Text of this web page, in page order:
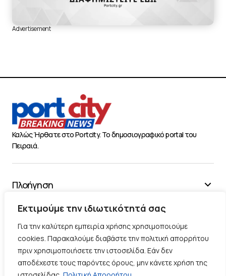
Εκτιμούμε την ιδιωτικότητά σας
Για την καλύτερη εμπειρία χρήσης χρησιμοποιούμε
cookies. Παρακαλούμε διαβάστε την πολιτική απορρήτου
πριν χρησιμοποιήσετε την ιστοσελίδα. Εάν δεν
αποδέχεστε τους παρόντες όρους, μην κάνετε χρήση της
Advertisement
Καλώς Ήρθατε στο Portcity. Το δημοσιογραφικό portal του
Πειραιά.
Πλοήγηση
Χρήσιμα
Διάφορα
Ακολουθήστε μας